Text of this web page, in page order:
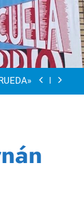
Sí”
Familia
Familia